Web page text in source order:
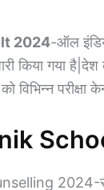
2024-ऑल
किया गया
विभिन्न परीक्षा
2024-